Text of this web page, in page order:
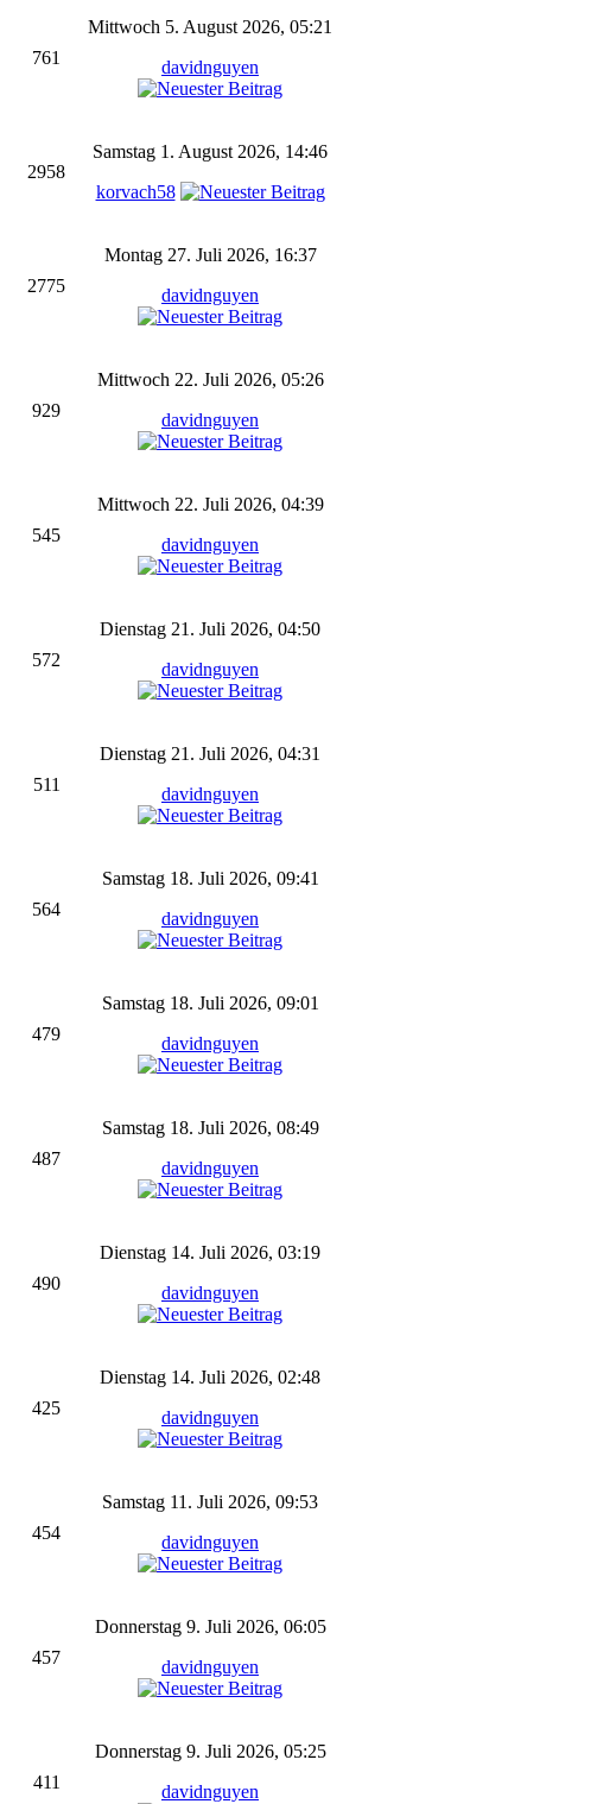
761
Mittwoch 5. August 2026, 05:21
davidnguyen
2958
Samstag 1. August 2026, 14:46
korvach58
2775
Montag 27. Juli 2026, 16:37
davidnguyen
929
Mittwoch 22. Juli 2026, 05:26
davidnguyen
545
Mittwoch 22. Juli 2026, 04:39
davidnguyen
572
Dienstag 21. Juli 2026, 04:50
davidnguyen
511
Dienstag 21. Juli 2026, 04:31
davidnguyen
564
Samstag 18. Juli 2026, 09:41
davidnguyen
479
Samstag 18. Juli 2026, 09:01
davidnguyen
487
Samstag 18. Juli 2026, 08:49
davidnguyen
490
Dienstag 14. Juli 2026, 03:19
davidnguyen
425
Dienstag 14. Juli 2026, 02:48
davidnguyen
454
Samstag 11. Juli 2026, 09:53
davidnguyen
457
Donnerstag 9. Juli 2026, 06:05
davidnguyen
411
Donnerstag 9. Juli 2026, 05:25
davidnguyen